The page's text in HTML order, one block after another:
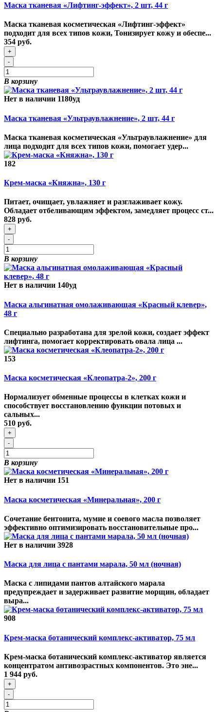
Маска тканевая «Лифтинг-эффект», 2 шт, 44 г
Маска тканевая косметическая «Лифтинг-эффект»
подходит для всех типов кожи, Тонизирует кожу и обеспе...
354 руб.
+
-
В корзину
Нет в наличии 1180уд
Маска тканевая «Ультраувлажнение», 2 шт, 44 г
Маска тканевая косметическая «Ультраувлажнение» для
лица подходит для всех типов кожи, помогает удер...
182
Крем-маска «Княжна», 130 г
Питает, очищает, увлажняет и разглаживает кожу.
Обладает отбеливающим эффектом, замедляет процесс ст...
828 руб.
+
-
В корзину
Нет в наличии 140уд
Маска альгинатная омолаживающая «Красный клевер»,
48 г
Специально разработана для зрелой кожи, создает эффект
лифтинга, помогает корректировать овала лица ...
153
Маска косметическая «Клеопатра-2», 200 г
Нормализует обменные процессы в клетках кожи и
способствует восстановлению функции потовых и
сальных...
510 руб.
+
-
В корзину
Нет в наличии 151
Маска косметическая «Минеральная», 200 г
Сочетание бентонита, мумие и соевого масла позволяет
эффективно оптимизировать восстановительные про...
Нет в наличии 3928
Маска для лица с пантами марала, 50 мл (ночная)
Маска с липидами пантов алтайского марала
предупреждает и задерживает развитие морщин, обладает
выра...
908
Крем-маска ботанический комплекс-активатор, 75 мл
Крем-маска ботанический комплекс-активатор является
концентратом антивозрастных компонентов. Это эне...
1 944 руб.
+
-